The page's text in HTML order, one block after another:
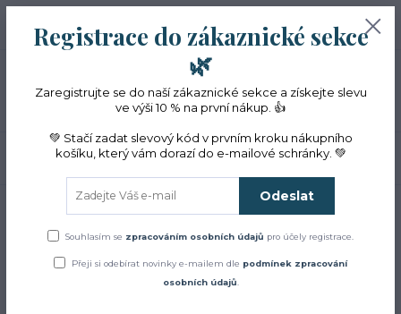
Menu
CZK
Hledat
(Po-Pá, 10-16 hod.)
0ks
0 Kč
Úvod
Blog
Zajímá Vás jak to u nás chodí?
Registrace do zákaznické sekce
🌿
Zaregistrujte se do naší zákaznické sekce a získejte slevu
ve výši 10 % na první nákup. 👍
💚 Stačí zadat slevový kód v prvním kroku nákupního
košíku, který vám dorazí do e-mailové schránky. 💚
Odeslat
Souhlasím se zpracováním osobních údajů pro účely registrace.
Přeji si odebírat novinky e-mailem dle podmínek zpracování
osobních údajů